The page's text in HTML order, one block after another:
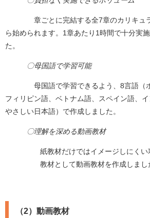
章ごとに完結する全7章のカリキュラ
ら始められます。1章あたり1時間で十分実
た。
〇母国語で学習可能
母国語で学習できるよう、8言語（ポ
フィリピン語、ベトナム語、スペイン語、イ
やさしい日本語）で作成しました。
〇理解を深める動画教材
紙教材だけではイメージしにく
教材として動画教材を作成しまし
（2）動画教材